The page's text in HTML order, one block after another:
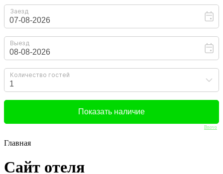
Bnovo
Главная
Сайт отеля